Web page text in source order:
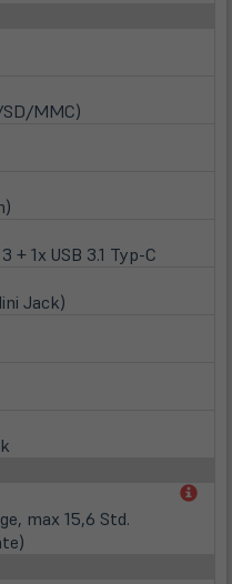
MMC)
+ 1x USB 3.1 Typ-C
Jack)
max 15,6 Std.